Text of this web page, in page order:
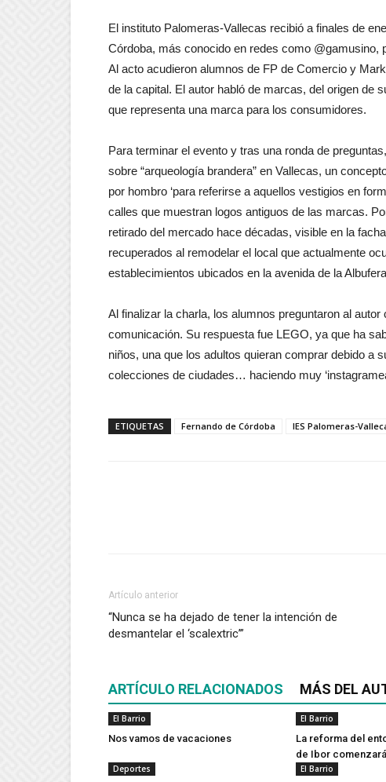
El instituto Palomeras-Vallecas recibió a finales de
Córdoba, más conocido en redes como @gamusino,
Al acto acudieron alumnos de FP de Comercio y
de la capital. El autor habló de marcas, del origen de
que representa una marca para los consumidores.
Para terminar el evento y tras una ronda de
sobre “arqueología brandera” en Vallecas, un
por hombro ‘para referirse a aquellos vestigios en
calles que muestran logos antiguos de las marcas.
retirado del mercado hace décadas, visible en la
recuperados al remodelar el local que actualmente
establecimientos ubicados en la avenida de la
Al finalizar la charla, los alumnos preguntaron al
comunicación. Su respuesta fue LEGO, ya que ha
niños, una que los adultos quieran comprar debido a
colecciones de ciudades… haciendo muy
ETIQUETAS Fernando de Córdoba IES Palomeras-
Artículo anterior
“Nunca se ha dejado de tener la intención de
desmantelar el ‘scalextric’”
ARTÍCULO RELACIONADOS MÁS DEL
El Barrio
Nos vamos de vacaciones
El Barrio
La reforma del
de Ibor
Deportes El Barrio